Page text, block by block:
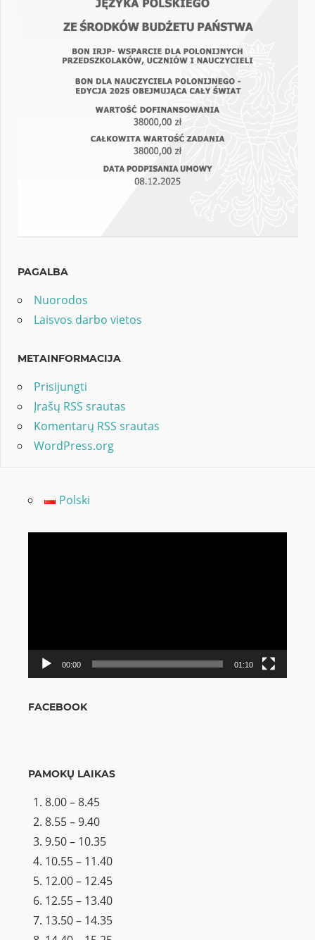
PAGALBA
Nuorodos
Laisvos darbo vietos
METAINFORMACIJA
Prisijungti
Įrašų RSS srautas
Komentarų RSS srautas
WordPress.org
Polski
00:00 01:10
FACEBOOK
PAMOKŲ LAIKAS
8.00 – 8.45
8.55 – 9.40
9.50 – 10.35
10.55 – 11.40
12.00 – 12.45
12.55 – 13.40
13.50 – 14.35